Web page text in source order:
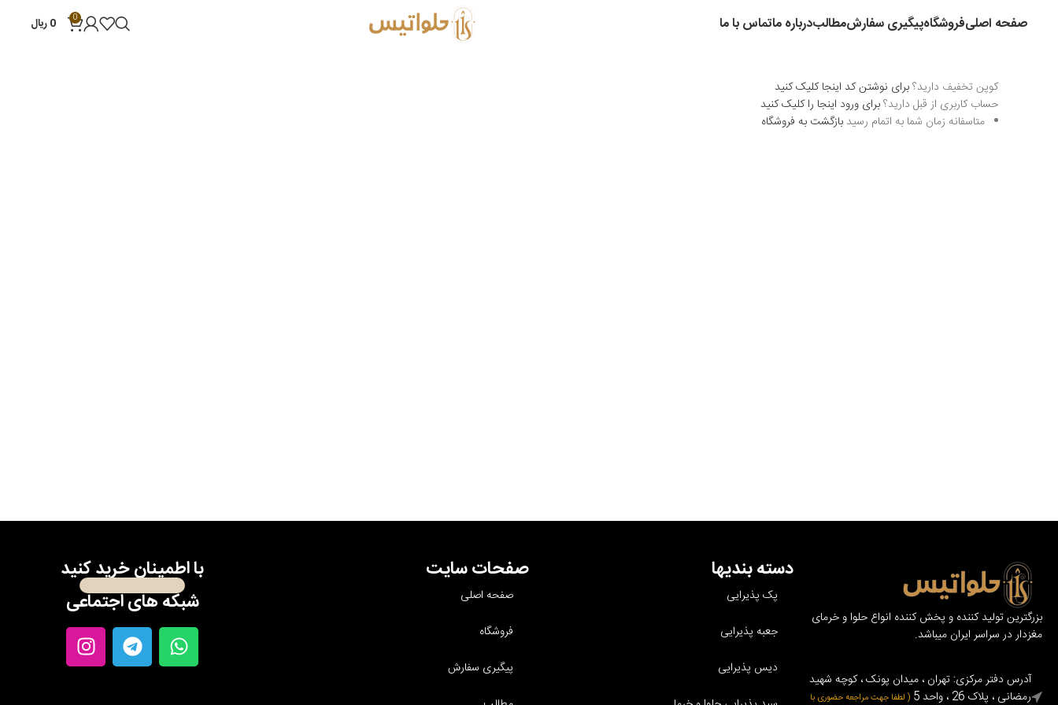
صفحه اصلیفروشگاهپیگیری سفارشمطالبدرباره ماتماس با ما 0
0ریال
کوپن تخفیف دارید؟برای نوشتن کد اینجا کلیک کنید
حساب کاربری از قبل دارید؟برای ورود اینجا را کلیک کنید
متاسفانه زمان شما به اتمام رسید بازگشت به فروشگاه
بزرگترین تولید کننده و پخش کننده انواع حلوا و خرمای
مغزدار در سراسر ایران میباشد.
آدرس دفتر مرکزی: تهران ، میدان پونک ، کوچه شهید
رمضانی ، پلاک 26 ، واحد 5
( لطفا جهت مراجعه حضوری با
دسته بندیها
پک پذیرایی
جعبه پذیرایی
دیس پذیرایی
صفحات سایت
صفحه اصلی
فروشگاه
پیگیری سفارش
با اطمینان خرید کنید
شبکه های اجتماعی